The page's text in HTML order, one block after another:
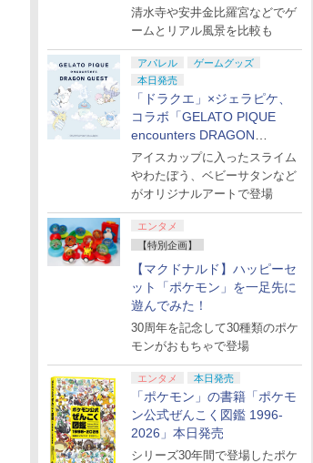
を目撃！
清水寺や安井金比羅宮などでゲ
ームとリアル風景を比較も
アパレル
ゲームグッズ
本日発売
「ドラクエ」×ジェラピケ、
コラボ「GELATO PIQUE
encounters DRAGON
QUEST」第2弾が本日発売
アイスカップに入ったスライム
やわたぼう、ベビーサタンなど
がオリジナルアートで登場
エンタメ
【特別企画】
【マクドナルド】ハッピーセ
ット「ポケモン」を一足先に
遊んでみた！
30周年を記念して30種類のポケ
モンがおもちゃで登場
エンタメ 本日発売
「ポケモン」の書籍「ポケモ
ン公式ぜんこく図鑑 1996-
2026」本日発売
シリーズ30年間で登場したポケ